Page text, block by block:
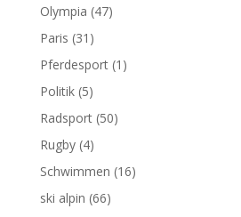
Olympia (47)
Paris (31)
Pferdesport(1)
Politik(5)
Radsport(50)
Rugby(4)
Schwimmen (16)
ski alpin (66)